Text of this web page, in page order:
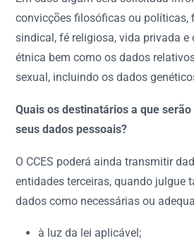
convicções filosóficas ou políticas,
sindical, fé religiosa, vida privada e
étnica bem como os dados
sexual, incluindo os dados
Quais os destinatários a que
seus dados pessoais?
O CCES poderá ainda transmitir
entidades terceiras, quando julgue
dados como necessárias ou
à luz da lei aplicável;